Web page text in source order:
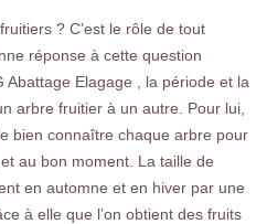
? C’est le rôle de tout
réponse à cette question
Abattage Elagage , la période et la
arbre fruitier à un autre. Pour lui,
bien connaître chaque arbre pour
au bon moment. La taille de
en automne et en hiver par une
à elle que l’on obtient des fruits